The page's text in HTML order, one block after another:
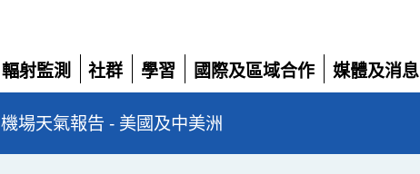
輻射監測
展
開
社群
展
開
學習
展
開
國際及區域合作
展
開
媒體及消息
展
機場天氣報告 - 美國及中美洲